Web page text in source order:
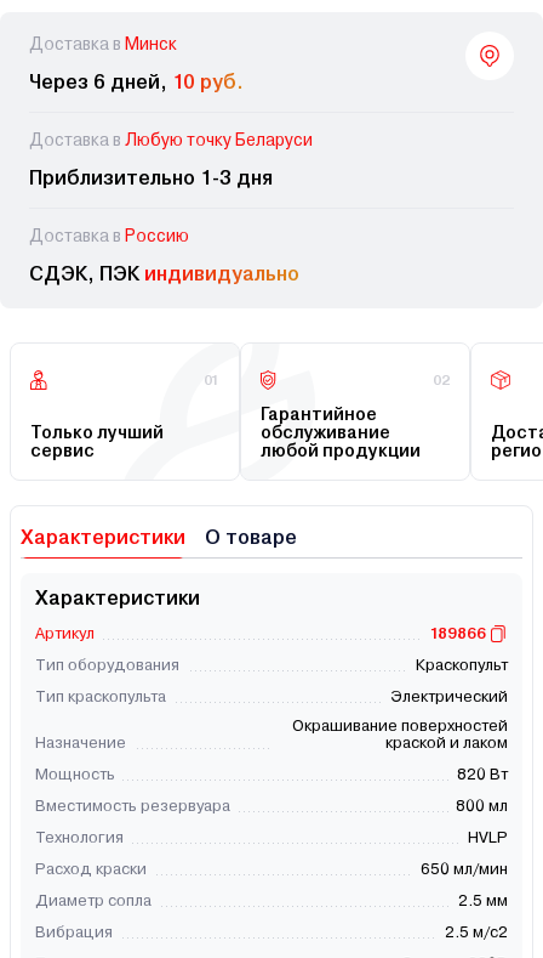
Доставка в Минск
Через 6 дней, 10 руб.
Доставка в Любую точку Беларуси
Приблизительно 1-3 дня
Доставка в Россию
СДЭК, ПЭК индивидуально
01
Только лучший
сервис
02
Гарантийное
обслуживание
любой продукции
Характеристики О товаре
Характеристики
Артикул
189866
Тип оборудования
Краскопульт
Тип краскопульта
Электрический
Назначение
Окрашивание поверхностей
краской и лаком
Мощность
820 Вт
Вместимость резервуара
800 мл
Технология
HVLP
Расход краски
650 мл/мин
Диаметр сопла
2.5 мм
Вибрация
2.5 м/с2